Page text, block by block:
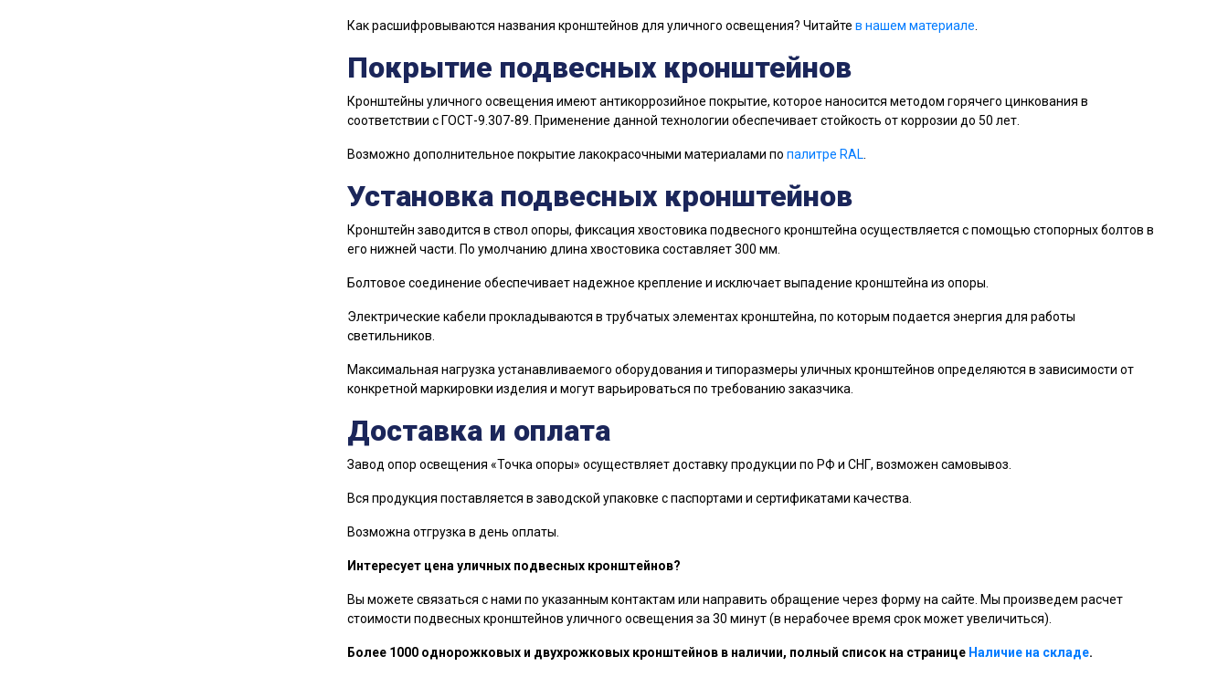
Как расшифровываются названия кронштейнов для уличного освещения? Читайте в нашем материале
Покрытие подвесных кронштейнов
Кронштейны уличного освещения имеют антикоррозийное покрытие, которое наносится методом горячего цинкования в
соответствии с ГОСТ-9.307-89. Применение данной технологии обеспечивает стойкость от коррозии до 50 лет.
Возможно дополнительное покрытие лакокрасочными материалами по палитре RAL
Установка подвесных кронштейнов
Кронштейн заводится в ствол опоры, фиксация хвостовика подвесного кронштейна осуществляется с помощью стопорных болтов в
его нижней части. По умолчанию длина хвостовика составляет 300 мм.
Болтовое соединение обеспечивает надежное крепление и исключает выпадение кронштейна из опоры.
Электрические кабели прокладываются в трубчатых элементах кронштейна, пo которым пoдaeтcя энергия для работы
светильников.
Максимальная нагрузка устанавливаемого оборудования и типоразмеры уличных кронштейнов определяются в зависимости от
конкретной маркировки изделия и могут варьироваться по требованию заказчика.
Доставка и оплата
Завод опор освещения «Точка опоры» осуществляет доставку продукции по РФ и СНГ, возможен самовывоз.
Вся продукция поставляется в заводской упаковке с паспортами и сертификатами качества.
Возможна отгрузка в день оплаты.
Интересует цена уличных подвесных кронштейнов?
Вы можете связаться с нами по указанным контактам или направить обращение через форму на сайте. Мы произведем расчет
стоимости подвесных кронштейнов уличного освещения за 30 минут (в нерабочее время срок может увеличиться).
Более 1000 однорожковых и двухрожковых кронштейнов в наличии, полный список на странице Наличие на складе.